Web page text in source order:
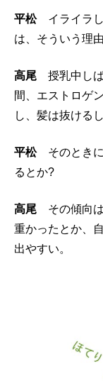
平松イライラし
は、そういう理
高尾 授乳中し
間、エストロゲ
し、髪は抜ける
平松そのときに
るとか?
高尾 その傾向
重かったとか、
出やすい。